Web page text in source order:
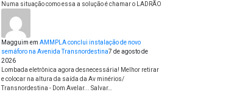
Numa situação como essa a solução é chamar o LADRÃO
Magguim em AMMPLA conclui instalação de novo
semáforo na Avenida Transnordestina7 de agosto de
2026
Lombada eletrônica agora desnecessária! Melhor retirar
e colocar na altura da saída da Av minérios/
Transnordestina - Dom Avelar... Salvar…